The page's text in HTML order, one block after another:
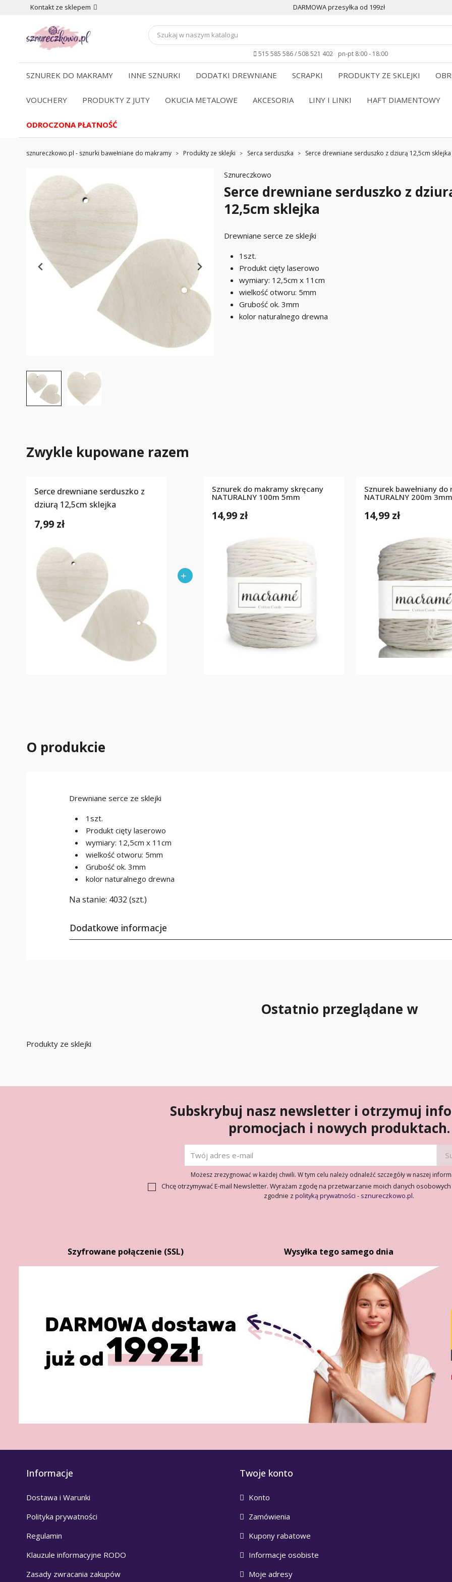
Kontakt ze sklepem DARMOWA przesyłka od 199zł
515 585 586 / 508 521 402 pn-pt 8:00 - 18:00
SZNUREK DO MAKRAMY INNE SZNURKI DODATKI DREWNIANE SCRAPKI PRODUKTY ZE SKLEJKI
VOUCHERY PRODUKTY Z JUTY OKUCIA METALOWE AKCESORIA LINY I LINKI HAFT DIAMENTOWY
ODROCZONA PŁATNOŚĆ
sznureczkowo.pl - sznurki bawełniane do makramy Produkty ze sklejki Serca serduszka Serce drewniane serduszko z dziurą 12,5cm sklejka
Sznureczkowo
Serce drewniane serduszko z
12,5cm sklejka
Drewniane serce ze sklejki
1szt.
Produkt cięty laserowo
wymiary: 12,5cm x 11cm
wielkość otworu: 5mm
Grubość ok. 3mm
kolor naturalnego drewna
Zwykle kupowane razem
Serce drewniane serduszko z
dziurą 12,5cm sklejka
7,99 zł
Sznurek do makramy skręcany
NATURALNY 100m 5mm
14,99 zł
Sznurek bawełniany do
NATURALNY 200m 3mm
14,99 zł
O produkcie
Drewniane serce ze sklejki
1szt.
Produkt cięty laserowo
wymiary: 12,5cm x 11cm
wielkość otworu: 5mm
Grubość ok. 3mm
kolor naturalnego drewna
Na stanie: 4032 (szt.)
Dodatkowe informacje
Ostatnio przeglądane w
Produkty ze sklejki
Subskrybuj nasz newsletter i otrzymuj
promocjach i nowych produktach.
Możesz zrezygnować w każdej chwili. W tym celu należy odnaleźć szczegóły w naszej
Chcę otrzymywać E-mail Newsletter. Wyrażam zgodę na przetwarzanie moich danych
zgodnie z polityką prywatności - sznureczkowo.pl.
Szyfrowane połączenie (SSL) Wysyłka tego samego dnia
Informacje
Dostawa i Warunki
Polityka prywatności
Regulamin
Klauzule informacyjne RODO
Zasady zwracania zakupów
Twoje konto
Konto
Zamówienia
Kupony rabatowe
Informacje osobiste
Moje adresy